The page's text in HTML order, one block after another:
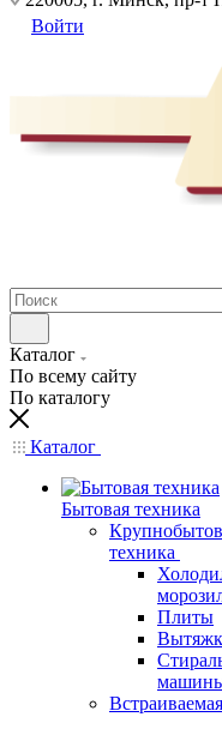
Войти
Каталог
По всему сайту
По каталогу
Каталог
Бытовая техника
техника
Плиты